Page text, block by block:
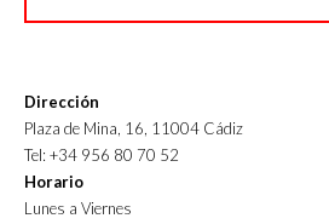
Dirección
Plaza de Mina, 16, 11004 Cádiz
Tel: +34 956 80 70 52
Horario
Lunes a Viernes